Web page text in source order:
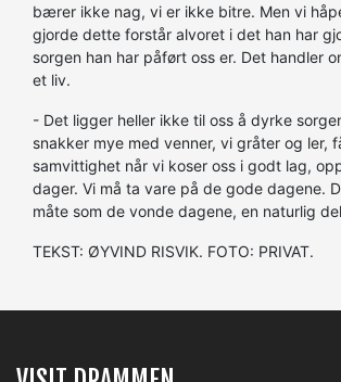
bærer ikke nag, vi er ikke bitre. Men vi
gjorde dette forstår alvoret i det han har
sorgen han har påført oss er. Det handler
et liv.
- Det ligger heller ikke til oss å dyrke
snakker mye med venner, vi gråter og ler,
samvittighet når vi koser oss i godt lag,
dager. Vi må ta vare på de gode dagene.
måte som de vonde dagene, en naturlig
TEKST: ØYVIND RISVIK. FOTO: PRIVAT.